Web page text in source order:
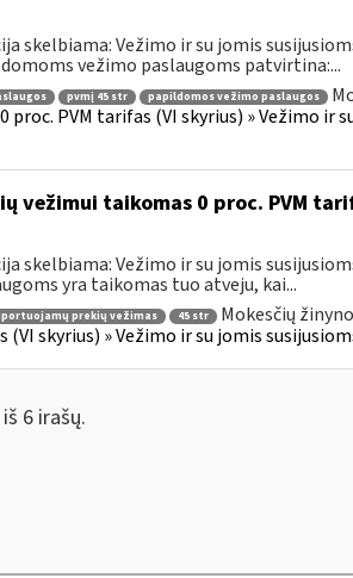
skelbiama: Vežimo ir su jomis
vežimo paslaugoms patvirtina:...
pvmį 45 str papildomos vežimo paslaugos
PVM tarifas (VI skyrius) » Vežimo ir
vežimui taikomas 0 proc. PVM
skelbiama: Vežimo ir su jomis
yra taikomas tuo atveju, kai...
prekių vežimas 45 str Mokesčių
skyrius) » Vežimo ir su jomis
6 irašų.